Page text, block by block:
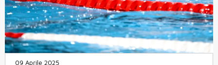
09 Aprile 2025